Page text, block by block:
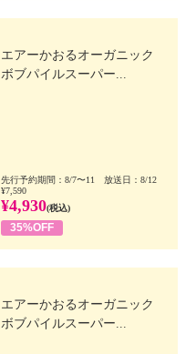
エアーかおるオーガニック
ボブパイルスーパー...
先行予約期間：8/7〜11 放送日：8/12
¥7,590
¥4,930(税込)
35%OFF
エアーかおるオーガニック
ボブパイルスーパー...